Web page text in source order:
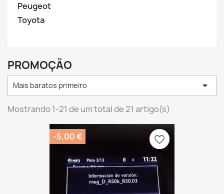
Peugeot
Toyota
PROMOÇÃO
Mais baratos primeiro 
Mostrando 1-21 de um total de 21 artigo(s)
-5,00 € favorite_border
favorite_border